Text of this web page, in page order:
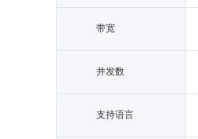
带宽
并发数
支持语言